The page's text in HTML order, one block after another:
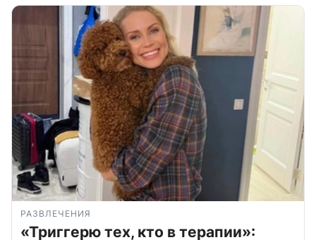
РАЗВЛЕЧЕНИЯ
«Триггерю тех, кто в терапии»: